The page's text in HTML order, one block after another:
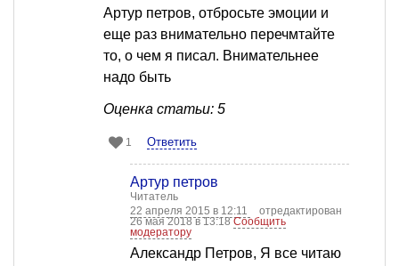
Артур петров, отбросьте эмоции и
еще раз внимательно перечмтайте
то, о чем я писал. Внимательнее
надо быть
Оценка статьи: 5
1 Ответить
Артур петров
Читатель
22 апреля 2015 в 12:11
отредактирован
26 мая 2018 в 13:18Сообщить
модератору
Александр Петров, Я все читаю